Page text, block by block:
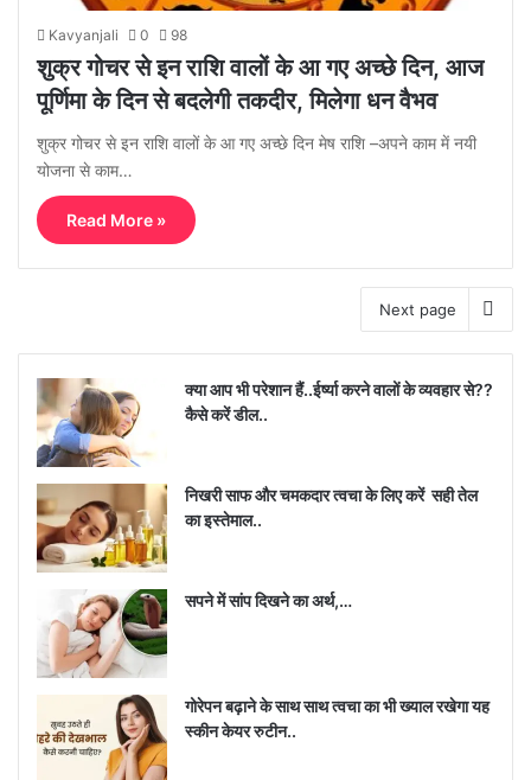
Kavyanjali 0 98
शुक्र गोचर से इन राशि वालों के आ गए अच्छे दिन, आज
पूर्णिमा के दिन से बदलेगी तकदीर, मिलेगा धन वैभव
शुक्र गोचर से इन राशि वालों के आ गए अच्छे दिन मेष राशि –अपने काम में नयी
योजना से काम…
Read More »
Next page
क्या आप भी परेशान हैं..ईर्ष्या करने वालों के व्यवहार से??
कैसे करें डील..
निखरी साफ और चमकदार त्वचा के लिए करें सही तेल
का इस्तेमाल..
सपने में सांप दिखने का अर्थ,…
गोरेपन बढ़ाने के साथ साथ त्वचा का भी ख्याल रखेगा यह
स्कीन केयर रुटीन..